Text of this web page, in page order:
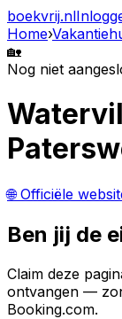
boekvrij.nl
Home›
🏡
Nog niet
🌐 Officiële
Ben jij de
Claim deze
ontvangen —
Booking.com.